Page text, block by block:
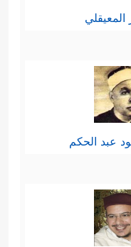
المعيقلي
عبد الحكم